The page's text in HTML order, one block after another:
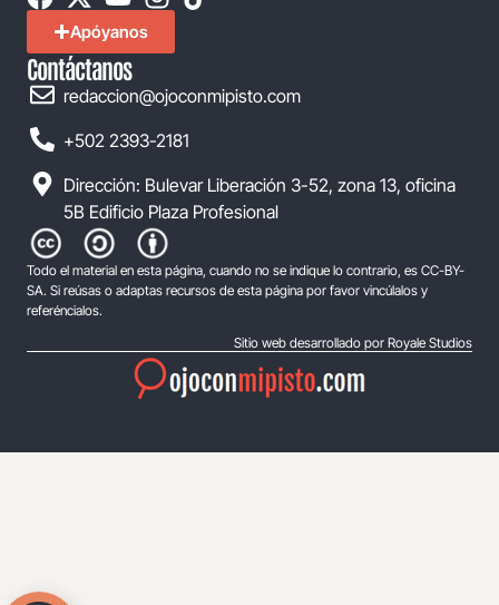
Apóyanos
Contáctanos
redaccion@ojoconmipisto.com
+502 2393-2181
Dirección: Bulevar Liberación 3-52, zona 13, oficina
5B Edificio Plaza Profesional
Todo el material en esta página, cuando no se indique lo contrario, es CC-BY-
SA. Si reúsas o adaptas recursos de esta página por favor vincúlalos y
referéncialos.
Sitio web desarrollado por Royale Studios